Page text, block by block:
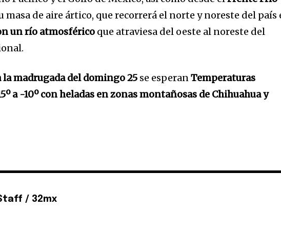
masa de aire ártico, que recorrerá el norte y noreste del país
un río atmosférico que atraviesa del oeste al noreste del
la madrugada del domingo 25 se esperanTemperaturas
a -10º con heladas en zonas montañosas de Chihuahua y
/ 32mx